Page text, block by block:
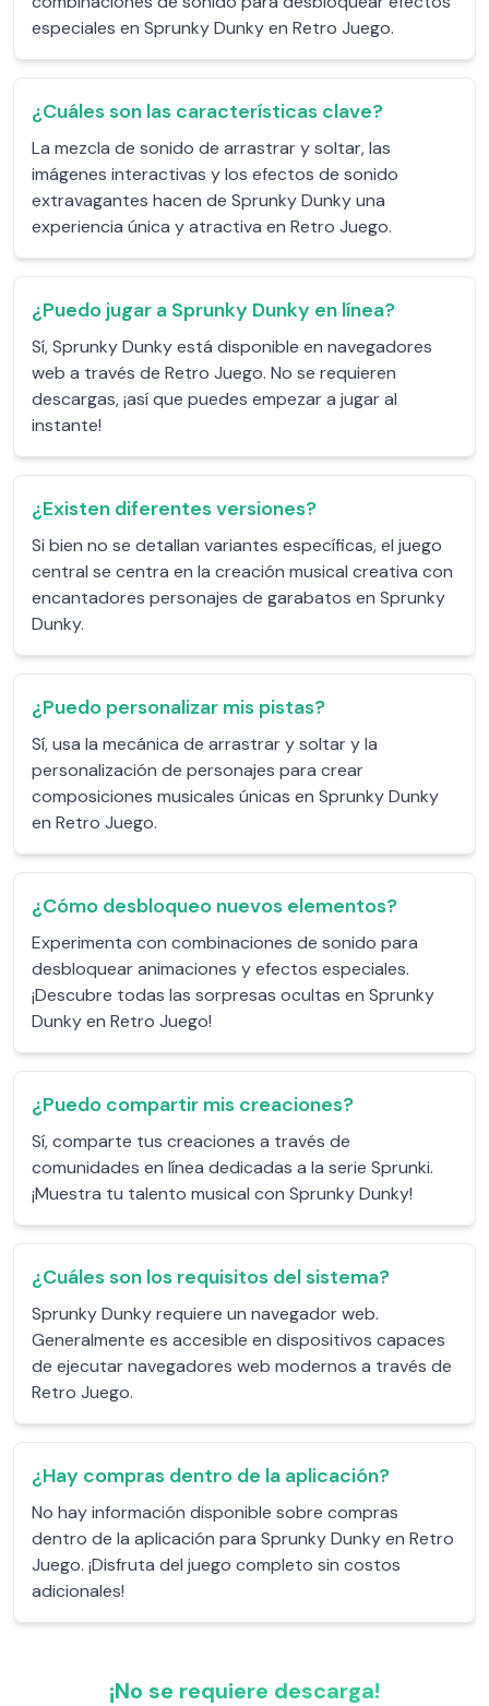
especiales en Sprunky Dunky en Retro Juego.
¿Cuáles son las características clave?
La mezcla de sonido de arrastrar y soltar, las
imágenes interactivas y los efectos de sonido
extravagantes hacen de Sprunky Dunky una
experiencia única y atractiva en Retro Juego.
¿Puedo jugar a Sprunky Dunky en línea?
Sí, Sprunky Dunky está disponible en navegadores
web a través de Retro Juego. No se requieren
descargas, ¡así que puedes empezar a jugar al
instante!
¿Existen diferentes versiones?
Si bien no se detallan variantes específicas, el juego
central se centra en la creación musical creativa con
encantadores personajes de garabatos en Sprunky
Dunky.
¿Puedo personalizar mis pistas?
Sí, usa la mecánica de arrastrar y soltar y la
personalización de personajes para crear
composiciones musicales únicas en Sprunky Dunky
en Retro Juego.
¿Cómo desbloqueo nuevos elementos?
Experimenta con combinaciones de sonido para
desbloquear animaciones y efectos especiales.
¡Descubre todas las sorpresas ocultas en Sprunky
Dunky en Retro Juego!
¿Puedo compartir mis creaciones?
Sí, comparte tus creaciones a través de
comunidades en línea dedicadas a la serie Sprunki.
¡Muestra tu talento musical con Sprunky Dunky!
¿Cuáles son los requisitos del sistema?
Sprunky Dunky requiere un navegador web.
Generalmente es accesible en dispositivos capaces
de ejecutar navegadores web modernos a través de
Retro Juego.
¿Hay compras dentro de la aplicación?
No hay información disponible sobre compras
dentro de la aplicación para Sprunky Dunky en Retro
Juego. ¡Disfruta del juego completo sin costos
adicionales!
¡No se requiere descarga!